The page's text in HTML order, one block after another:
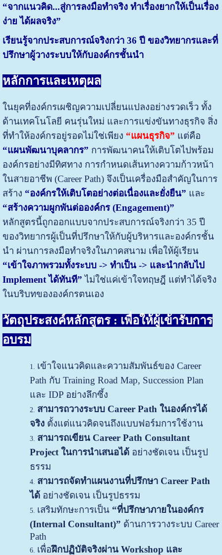
“จากแนวคิด...สู่การลงมือทำจริง ทำเรื่องยากให้เป็นเรื่อง
ง่าย ได้ผลจริง”
เรียนรู้จากประสบการณ์จริงกว่า 36 ปี ของวิทยากรและที่
ปรึกษาผู้วางระบบให้กับองค์กรชั้นนำ
หลักการและเหตุผล
ในยุคที่องค์กรเผชิญความเปลี่ยนแปลงอย่างรวดเร็ว ทั้ง
ด้านเทคโนโลยี คนรุ่นใหม่ และการแข่งขันทางธุรกิจ สิ่ง
ที่ทำให้องค์กรอยู่รอดไม่ใช่เพียง “แผนธุรกิจ” แต่คือ
“แผนพัฒนาบุคลากร” การพัฒนาคนให้เติบโตไปพร้อม
องค์กรอย่างมีทิศทาง การกำหนดเส้นทางความก้าวหน้า
ในสายอาชีพ (Career Path) จึงเป็นเครื่องมือสำคัญในการ
สร้าง “องค์กรให้เติบโตอย่างต่อเนื่องและยั่งยืน” และ
“สร้างความผูกพันต่อองค์กร(Engagement)”
หลักสูตรนี้ถูกออกแบบจากประสบการณ์จริงกว่า 35 ปี
ของวิทยากรผู้เป็นที่ปรึกษาให้กับผู้บริหารและองค์กรชั้น
นำ ผ่านการลงมือทำจริงในภาคสนาม เพื่อให้ผู้เรียน
“เข้าใจภาพรวมทั้งระบบ -> ทำเป็น -> และนำกลับไป
Implement ได้ทันที”ไม่ใช่แค่เข้าใจทฤษฎี แต่ทำได้จริง
ในบริบทขององค์กรตนเอง
วัตถุประสงค์หลักสูตร: เพื่อให้ผู้เข้ารับการ
อบรม
เข้าใจแนวคิดและความสัมพันธ์ของ Career
Path กับ Training Road Map, Succession Plan
และ IDP อย่างลึกซึ้ง
สามารถวางระบบ Career Path ในองค์กรได้
จริงตั้งแต่แนวคิดจนถึงแบบฟอร์มการใช้งาน
สามารถเขียน Career Path Consultant
Project ในการนำเสนอได้ อย่างชัดเจน เป็นรูป
ธรรม
สามารถจัดทำแผนงานที่ปรึกษา Career Path
ได้ อย่างชัดเจน เป็นรูปธรรม
เสริมทักษะการเป็น “ที่ปรึกษาภายในองค์กร
(Internal Consultant)” ด้านการวางระบบ Career
Path
เพื่อฝึกปฏิบัติจริงผ่าน Workshop และ